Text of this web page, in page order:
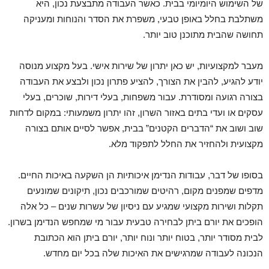
של השימוש היומיומי בבית. כאשר העבודה מתבצעת נכון, היא
משתלבת בחלל באופן טבעי, משפרת את הסדר והנוחות ומעניקה
תחושה שהבית מתוכנן טוב יותר.
מעבר למקצועיות, יש כאן יתרון של שירות אישי. בעל מקצוע מנוסה
יודע להגיע, להבין את הצורך, להציע פתרון נכון ולבצע את העבודה
בצורה רגועה ומסודרת. עבור משפחות, בעלי דירות, שוכרים, בעלי
עסקים או ועדי בתים באזור השרון, זהו יתרון משמעותי: במקום לדחות
שוב ושוב את “הדברים הקטנים” בבית, אפשר לסיים אותם בצורה
מקצועית ולהחזיר את החלל לתפקוד מלא.
בסופו של דבר, עבודות הנדימן איכותיות הן השקעה באיכות החיים.
מדפים שמפנים מקום, רהיטים שמורכבים נכון, תיקונים שמונעים
תקלות ושירות מקצועי שמגיע עם ניסיון של עשרות שנים – כל אלה
הופכים את יורם ביתן לבחירה טבעית עבור מי שמחפש הנדימן בשרון.
לבית מסודר יותר, בטוח יותר ונוח יותר, יורם ביתן הוא הכתובת
הנכונה לעבודה שמרגישים את האיכות שלה בכל יום מחדש.